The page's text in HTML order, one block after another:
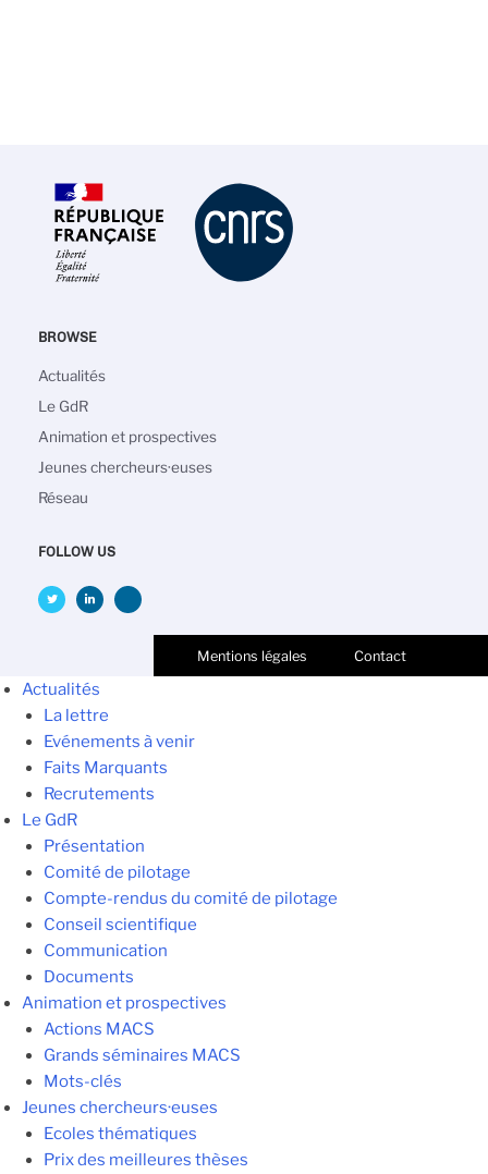
BROWSE
Main
navigation
Actualités
Le GdR
Animation et prospectives
Jeunes chercheurs·euses
Réseau
FOLLOW US
Mentions légales Contact
Actualités
La lettre
Evénements à venir
Faits Marquants
Recrutements
Le GdR
Présentation
Comité de pilotage
Compte-rendus du comité de pilotage
Conseil scientifique
Communication
Documents
Animation et prospectives
Actions MACS
Grands séminaires MACS
Mots-clés
Jeunes chercheurs·euses
Ecoles thématiques
Prix des meilleures thèses